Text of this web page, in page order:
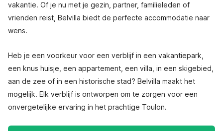
vakantie. Of je nu met je gezin, partner, familieleden of
vrienden reist, Belvilla biedt de perfecte accommodatie naar
wens.
Heb je een voorkeur voor een verblijf in een vakantiepark,
een knus huisje, een appartement, een villa, in een skigebied,
aan de zee of in een historische stad? Belvilla maakt het
mogelijk. Elk verblijf is ontworpen om te zorgen voor een
onvergetelijke ervaring in het prachtige Toulon.